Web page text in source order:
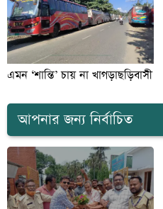
এমন ‘শান্তি’ চায় না খাগড়াছড়িবাসী
আপনার জন্য নির্বাচিত